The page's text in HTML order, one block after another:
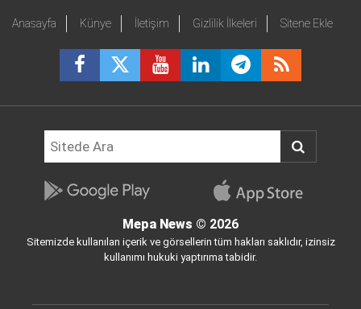
Anasayfa Künye İletişim Gizlilik İlkeleri Sitene Ekle
Mepa News © 2026
Sitemizde kullanılan içerik ve görsellerin tüm hakları saklıdır, izinsiz
kullanımı hukuki yaptırıma tabidir.